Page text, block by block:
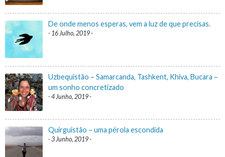
De onde menos esperas, vem a luz de que precisas.
16 Julho, 2019
Uzbequistão – Samarcanda, Tashkent, Khiva, Bucara –
um sonho concretizado
4 Junho, 2019
Quirguistão – uma pérola escondida
3 Junho, 2019